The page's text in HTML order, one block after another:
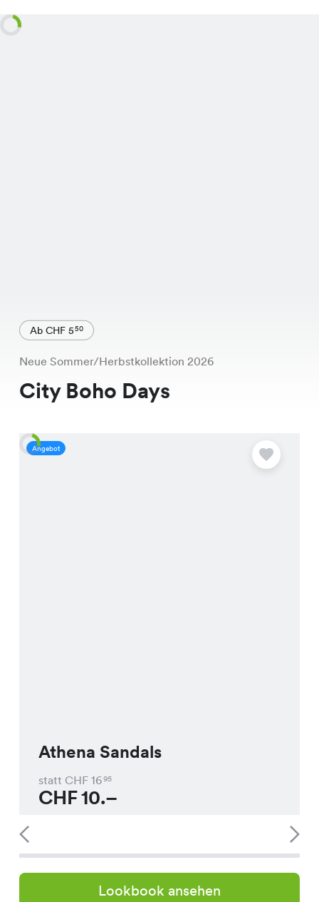
Ab CHF 550
Neue Sommer/Herbstkollektion 2026
City Boho Days
Angebot
Athena Sandals
statt CHF 1695
CHF10.–
Lookbook ansehen